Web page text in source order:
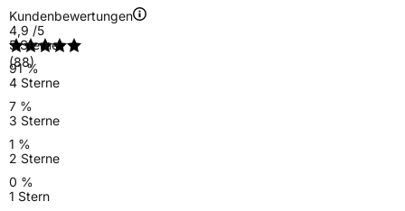
Kundenbewertungen
4,9 /5
(88)
5 Sterne
91 %
4 Sterne
7 %
3 Sterne
1 %
2 Sterne
0 %
1 Stern